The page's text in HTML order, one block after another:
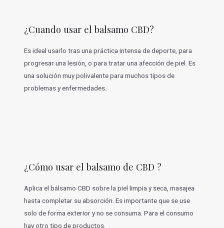
¿Cuando usar el balsamo CBD?
Es ideal usarlo tras una práctica intensa de deporte, para
progresar una lesión, o para tratar una afección de piel. Es
una solución muy polivalente para muchos tipos de
problemas y enfermedades.
¿Cómo usar el balsamo de CBD ?
Aplica el bálsamo CBD sobre la piel limpia y seca, masajea
hasta completar su absorción. Es importante que se use
solo de forma exterior y no se consuma. Para el consumo
hay otro tipo de productos.